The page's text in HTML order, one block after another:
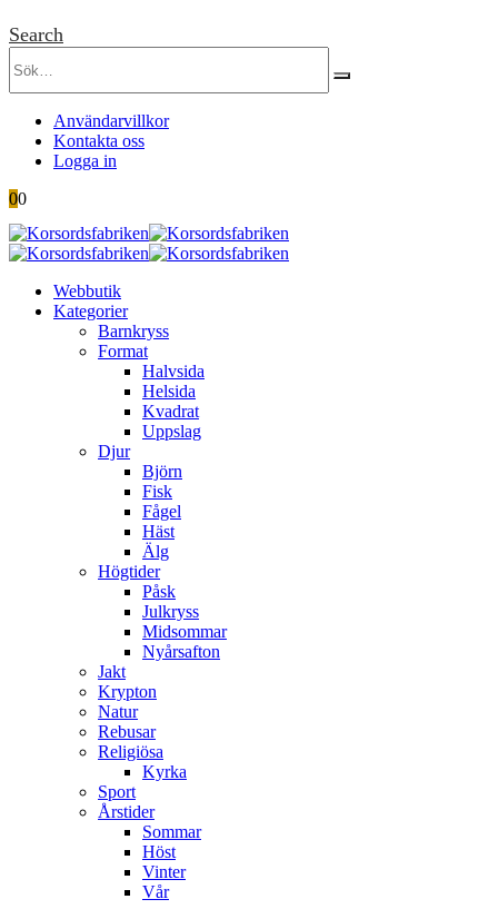
Search
Användarvillkor
Kontakta oss
Logga in
00
Webbutik
Kategorier
Barnkryss
Format
Halvsida
Helsida
Kvadrat
Uppslag
Djur
Björn
Fisk
Fågel
Häst
Älg
Högtider
Påsk
Julkryss
Midsommar
Nyårsafton
Jakt
Krypton
Natur
Rebusar
Religiösa
Kyrka
Sport
Årstider
Sommar
Höst
Vinter
Vår